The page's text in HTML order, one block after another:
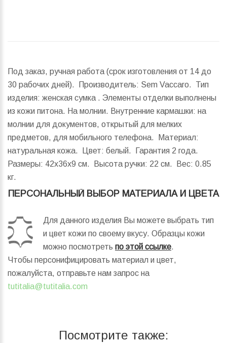
Под заказ, ручная работа (срок изготовления от 14 до
30 рабочих дней). Производитель: Sem Vaccaro. Тип
изделия: женская сумка . Элементы отделки выполнены
из кожи питона. На молнии. Внутренние кармашки: на
молнии для документов, открытый для мелких
предметов, для мобильного телефона. Материал:
натуральная кожа. Цвет: белый. Гарантия 2 года.
Размеры: 42x36x9 см. Высота ручки: 22 см. Вес: 0.85
кг.
ПЕРСОНАЛЬНЫЙ ВЫБОР МАТЕРИАЛА И ЦВЕТА
Для данного изделия Вы можете выбрать тип
и цвет кожи по своему вкусу. Образцы кожи
можно посмотреть по этой ссылке.
Чтобы персонифицировать материал и цвет,
пожалуйста, отправьте нам запрос на
tutitalia@tutitalia.com
Посмотрите также: